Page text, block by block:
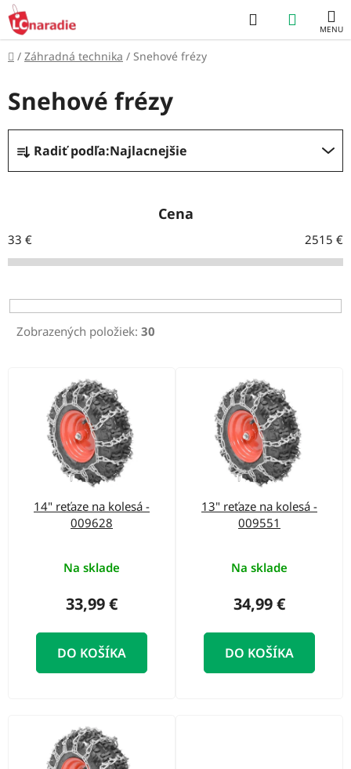
Prejsť
na
obsah
Hľadať
KOŠÍK
Domov
/ Záhradná technika / Snehové frézy
Snehové frézy
R
a
n
i
p
r
Radiť podľa:Najlacnejšie
Cena
33 € 2515 €
Zobrazených položiek: 30
14" reťaze na kolesá -
009628
Na sklade
33,99 €
DO KOŠÍKA
13" reťaze na kolesá -
009551
Na sklade
34,99 €
DO KOŠÍKA